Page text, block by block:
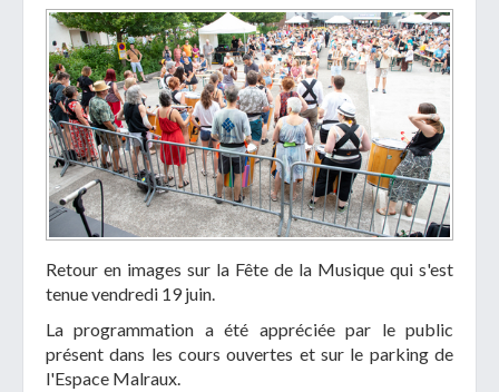
Retour en images sur la Fête de la Musique qui s'est
tenue vendredi 19 juin.
La programmation a été appréciée par le public
présent dans les cours ouvertes et sur le parking de
l'Espace Malraux.